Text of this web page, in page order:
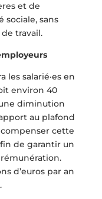
et de
sans
de travail.
les salarié·es en
environ 40
diminution
au plafond
cette
de garantir un
rémunération.
d’euros par an